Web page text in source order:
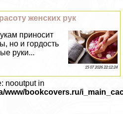
женских рук
приносит
но и гордость
руки...
15 07 2026 22:12:24
nooutput in
www/bookcovers.ru/